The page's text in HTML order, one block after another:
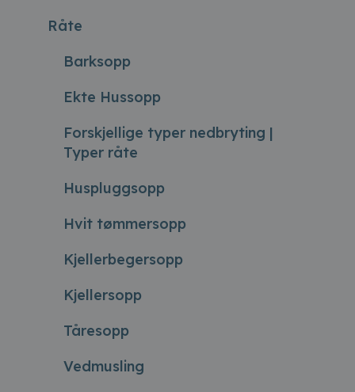
Råte
Barksopp
Ekte Hussopp
Forskjellige typer nedbryting |
Typer råte
Huspluggsopp
Hvit tømmersopp
Kjellerbegersopp
Kjellersopp
Tåresopp
Vedmusling